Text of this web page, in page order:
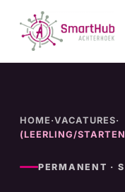
content
HOME ·VACATURES·
(LEERLING/
PERMANENT ·